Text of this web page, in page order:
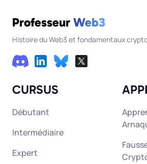
Professeur Web3
Histoire du Web3 et fondamentaux
CURSUS
Débutant
Intermédiaire
Expert